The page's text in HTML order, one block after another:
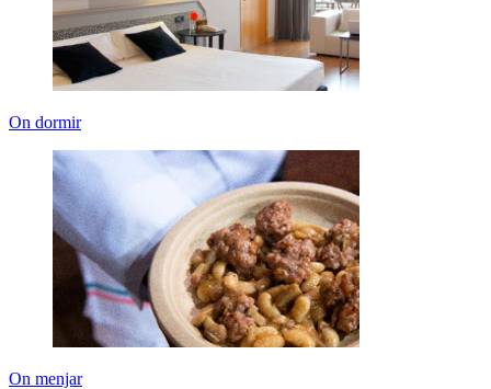
On dormir
On menjar